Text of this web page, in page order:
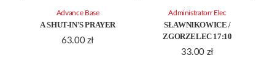
A SHUT-IN’S PRAYER
63.00 zł
Advance Base
SŁAWNIKOWICE /
ZGORZELEC 17:10
33.00 zł
Administratorr Elec